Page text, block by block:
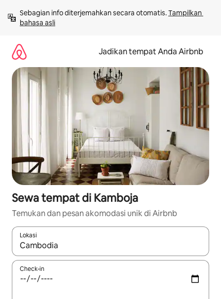
langsung
lihat
Sebagian info diterjemahkan secara otomatis. Tampilkan
bahasa asli
Jadikan tempat Anda Airbnb
Sewa tempat di Kamboja
Temukan dan pesan akomodasi unik di Airbnb
Lokasi
Jika hasil yang dicari tersedia, telusuri dengan tombol panah
Check-in